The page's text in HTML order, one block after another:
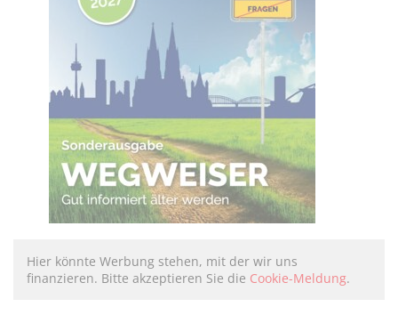
Hier könnte Werbung stehen, mit der wir uns
finanzieren. Bitte akzeptieren Sie die Cookie-Meldung.